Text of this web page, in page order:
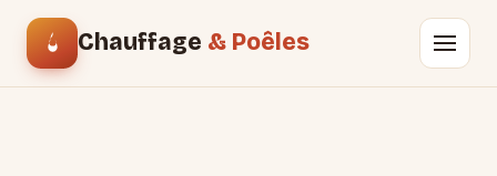
Chauffage & Poêles